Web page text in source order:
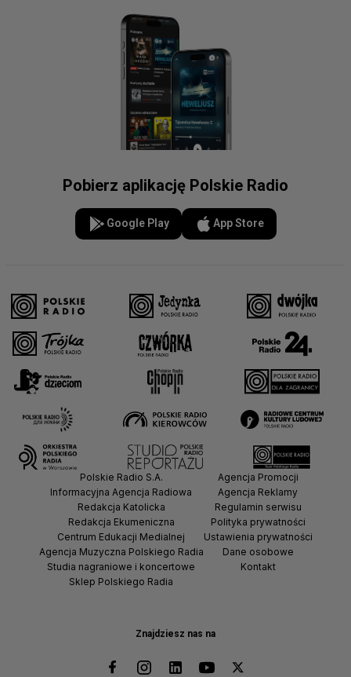
Pobierz aplikację Polskie Radio
Google Play App Store
Znajdziesz nas na
Polskie Radio S.A.
Informacyjna Agencja Radiowa
Redakcja Katolicka
Redakcja Ekumeniczna
Centrum Edukacji Medialnej
Agencja Muzyczna Polskiego Radia
Studia nagraniowe i koncertowe
Sklep Polskiego Radia
Agencja Promocji
Agencja Reklamy
Regulamin serwisu
Polityka prywatności
Ustawienia prywatności
Dane osobowe
Kontakt